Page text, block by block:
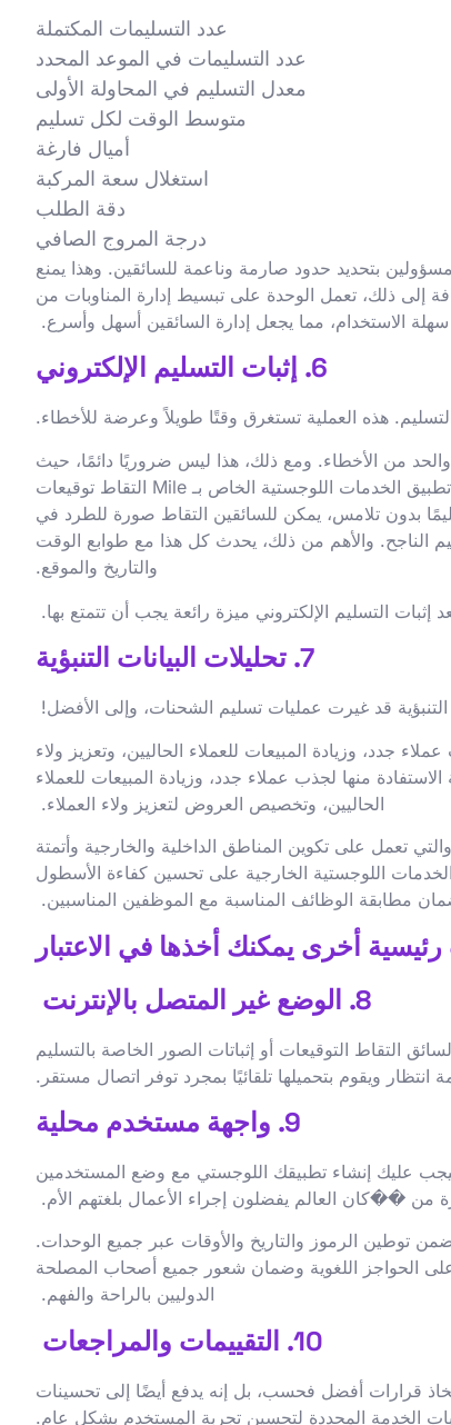
عدد التسليمات المكتملة
عدد التسليمات في الموعد المحدد
معدل التسليم في المحاولة الأولى
متوسط الوقت لكل تسليم
أميال فارغة
استغلال سعة المركبة
دقة الطلب
درجة المروج الصافي
بتحديد حدود صارمة وناعمة للسائقين. وهذا يمنع
إلى ذلك، تعمل الوحدة على تبسيط إدارة المناوبات من
الاستخدام، مما يجعل إدارة السائقين أسهل وأسرع.
6. إثبات التسليم الإلكتروني
هذه العملية تستغرق وقتًا طويلاً وعرضة للأخطاء.
من الأخطاء. ومع ذلك، هذا ليس ضروريًا دائمًا، حيث
إن بعض حلول برامج الخدمات اللوجستية، مثل Mile، تحتوي على هذه الميزة. على سبيل المثال، يمكن لسائقي التوصيل الذين يستخدمون تطبيق الخدمات اللوجستية الخاص بـ Mile التقاط توقيعات
بدون تلامس، يمكن للسائقين التقاط صورة للطرد في
الناجح. والأهم من ذلك، يحدث كل هذا مع طوابع الوقت
والتاريخ والموقع.
7. تحليلات البيانات التنبؤية
التنبؤية قد غيرت عمليات تسليم الشحنات، وإلى الأفضل!
جدد، وزيادة المبيعات للعملاء الحاليين، وتعزيز ولاء
منها لجذب عملاء جدد، وزيادة المبيعات للعملاء
الحاليين، وتخصيص العروض لتعزيز ولاء العملاء.
تعمل على تكوين المناطق الداخلية والخارجية وأتمتة
اللوجستية الخارجية على تحسين كفاءة الأسطول
مطابقة الوظائف المناسبة مع الموظفين المناسبين.
أخرى يمكنك أخذها في الاعتبار
8. الوضع غير المتصل بالإنترنت
التقاط التوقيعات أو إثباتات الصور الخاصة بالتسليم
ويقوم بتحميلها تلقائيًا بمجرد توفر اتصال مستقر.
9. واجهة مستخدم محلية
فيجب عليك إنشاء تطبيقك اللوجستي مع وضع المستخدمين
من ��كان العالم يفضلون إجراء الأعمال بلغتهم الأم.
توطين الرموز والتاريخ والأوقات عبر جميع الوحدات.
الحواجز اللغوية وضمان شعور جميع أصحاب المصلحة
الدوليين بالراحة والفهم.
10. التقييمات والمراجعات
قرارات أفضل فحسب، بل إنه يدفع أيضًا إلى تحسينات
الخدمة المحددة لتحسين تجربة المستخدم بشكل عام.